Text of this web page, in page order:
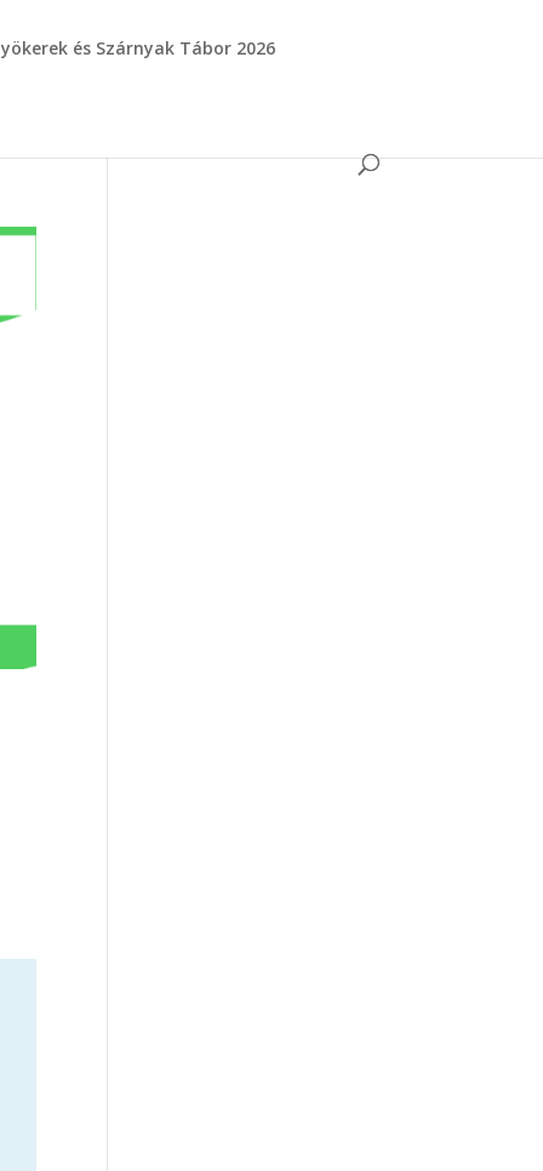
és Szárnyak Tábor 2026